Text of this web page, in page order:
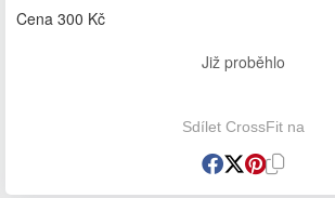
Cena 300 Kč
Již proběhlo
Sdílet CrossFit na